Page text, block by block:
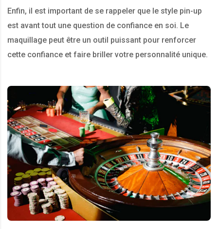
Enfin, il est important de se rappeler que le style pin-up
est avant tout une question de confiance en soi. Le
maquillage peut être un outil puissant pour renforcer
cette confiance et faire briller votre personnalité unique.